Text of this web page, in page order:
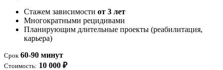
Стажем зависимости от 3 лет
Многократными рецидивами
Планирующим длительные проекты (реабилитация,
карьера)
Срок 60-90 минут
Стоимость: 10 000 ₽